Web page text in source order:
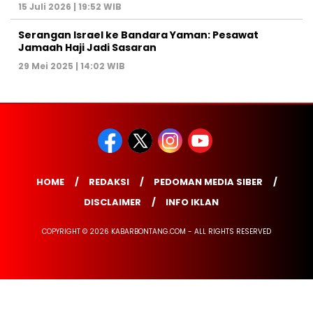
15 Juli 2026 | 19:52 WIB
Serangan Israel ke Bandara Yaman: Pesawat
Jamaah Haji Jadi Sasaran
29 Mei 2025 | 14:02 WIB
HOME REDAKSI
PEDOMAN MEDIA SIBER
DISCLAIMER
INFO IKLAN
COPYRIGHT © 2026 KABARBONTANG.COM - ALL RIGHTS RESERVED